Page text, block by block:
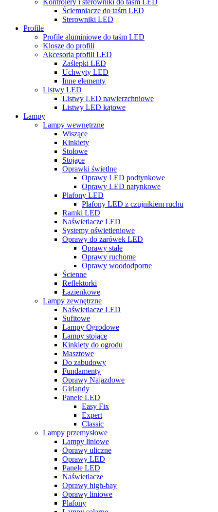
Ściemniacze do taśm LED
Sterowniki LED
Profile
Profile aluminiowe do taśm LED
Klosze do profili
Akcesoria profili LED
Zaślepki LED
Uchwyty LED
Inne elementy
Listwy LED
Listwy LED nawierzchniowe
Listwy LED kątowe
Lampy
Lampy wewnętrzne
Wiszące
Kinkiety
Stołowe
Stojące
Oprawki świetlne
Oprawy LED podtynkowe
Oprawy LED natynkowe
Plafony LED
Plafony LED z czujnikiem ruchu
Ramki LED
Naświetlacze LED
Systemy oświetleniowe
Oprawy do żarówek LED
Oprawy stałe
Oprawy ruchome
Oprawy woododporne
Ścienne
Reflektorki
Łazienkowe
Lampy zewnętrzne
Naświetlacze LED
Sufitowe
Lampy Ogrodowe
Lampy stojące
Kinkiety do ogrodu
Masztowe
Do zabudowy
Fundamenty
Oprawy Najazdowe
Girlandy
Panele LED
Easy Fix
Expert
Classic
Lampy przemysłowe
Lampy liniowe
Oprawy uliczne
Oprawy LED
Panele LED
Naświetlacze
Oprawy high-bay
Oprawy liniowe
Plafony